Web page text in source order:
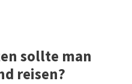
sollte man
reisen?